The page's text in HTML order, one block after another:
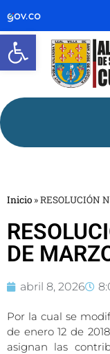
Abrir
Inicio »RESOLUCIÓN
DE
abril 8, 2026
Por la cual se
de enero 12 de
asignan las